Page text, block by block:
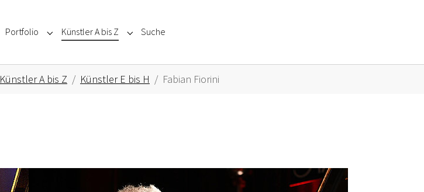
Portfolio Submenu for "Portfolio"
Künstler A bis Z Submenu for "Künstler A bis Z"
Suche
Künstler A bis Z Künstler E bis H Fabian Fiorini